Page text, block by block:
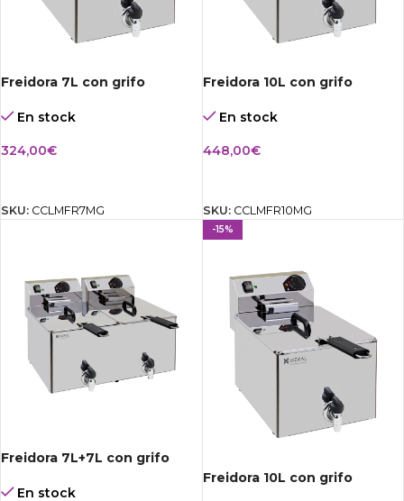
Freidora 7L con grifo
En stock
324,00€
SKU: CCLMFR7MG
Freidora 10L con grifo
En stock
448,00€
SKU: CCLMFR10MG
Freidora 7L+7L con grifo
En stock
-15%
Freidora 10L con grifo